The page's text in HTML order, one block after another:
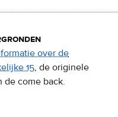
over de
15, de originele
de come back.